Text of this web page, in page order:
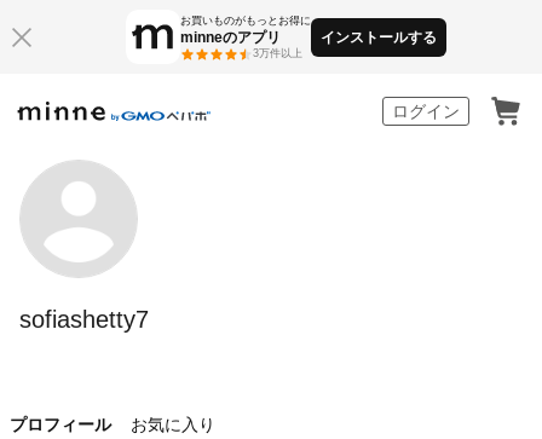
お買いものがもっとお得に
minneのアプリ
3万件以上
インストールする
ログイン
sofiashetty7
プロフィール お気に入り